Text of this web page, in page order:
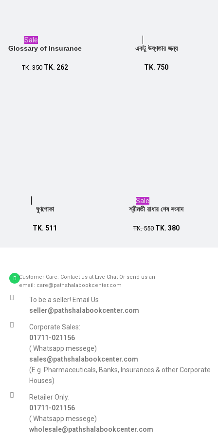
Sale
Add to cart
Glossary of Insurance
TK.350 TK. 262
একটু উষ্ণতার জন্য
TK. 750
ঘুণপোকা
TK. 511
Sale
Add to cart
শ্রীমতী রাধার শেষ সংবাদ
TK.550 TK. 380
Customer Care: Contact us at Live Chat Or send us an
email: care@pathshalabookcenter.com
To be a seller! Email Us
seller@pathshalabookcenter.com
Corporate Sales:
01711-021156
( Whatsapp messege)
sales@pathshalabookcenter.com
(E.g. Pharmaceuticals, Banks, Insurances & other Corporate
Houses)
Retailer Only:
01711-021156
( Whatsapp messege)
wholesale@pathshalabookcenter.com